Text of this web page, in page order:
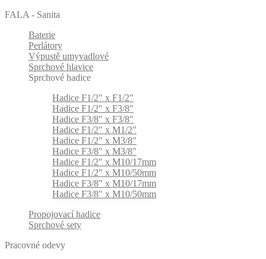
FALA - Sanita
Baterie
Perlátory
Výpustě umyvadlové
Sprchové hlavice
Sprchové hadice
Hadice F1/2" x F1/2"
Hadice F1/2" x F3/8"
Hadice F3/8" x F3/8"
Hadice F1/2" x M1/2"
Hadice F1/2" x M3/8"
Hadice F3/8" x M3/8"
Hadice F1/2" x M10/17mm
Hadice F1/2" x M10/50mm
Hadice F3/8" x M10/17mm
Hadice F3/8" x M10/50mm
Propojovací hadice
Sprchové sety
Pracovné odevy